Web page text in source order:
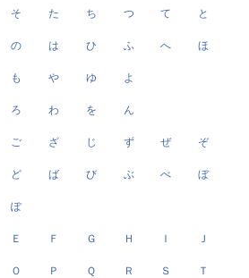
そ た ち つ て と
の は ひ ふ へ ほ
も や ゆ よ
ろ わ を ん
ご ざ じ ず ぜ ぞ
ど ば び ぶ べ ぼ
ぽ
Ｅ Ｆ Ｇ Ｈ Ｉ Ｊ
Ｏ Ｐ Ｑ Ｒ Ｓ Ｔ